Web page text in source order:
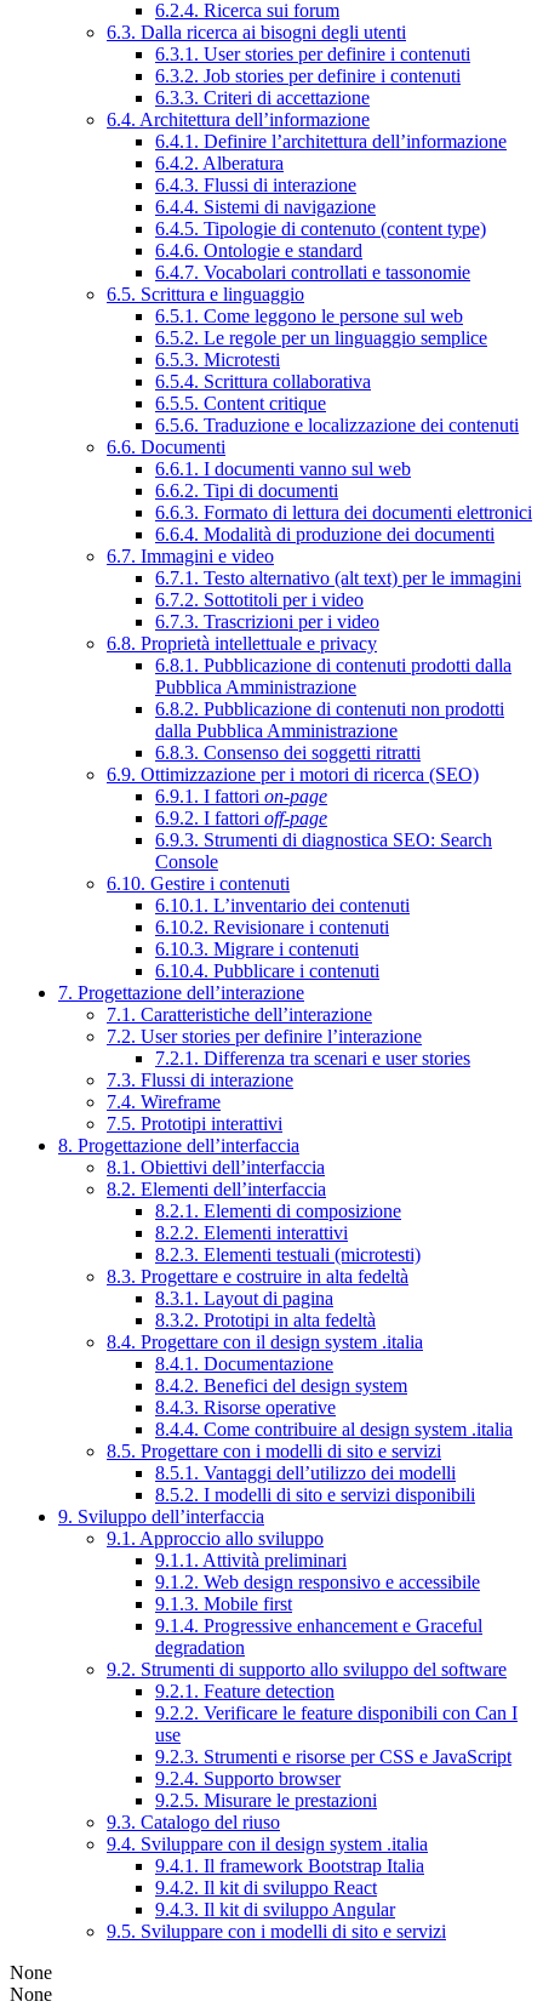
6.2.4. Ricerca sui forum
6.3. Dalla ricerca ai bisogni degli utenti
6.3.1. User stories per definire i contenuti
6.3.2. Job stories per definire i contenuti
6.3.3. Criteri di accettazione
6.4. Architettura dell’informazione
6.4.1. Definire l’architettura dell’informazione
6.4.2. Alberatura
6.4.3. Flussi di interazione
6.4.4. Sistemi di navigazione
6.4.5. Tipologie di contenuto (content type)
6.4.6. Ontologie e standard
6.4.7. Vocabolari controllati e tassonomie
6.5. Scrittura e linguaggio
6.5.1. Come leggono le persone sul web
6.5.2. Le regole per un linguaggio semplice
6.5.3. Microtesti
6.5.4. Scrittura collaborativa
6.5.5. Content critique
6.5.6. Traduzione e localizzazione dei contenuti
6.6. Documenti
6.6.1. I documenti vanno sul web
6.6.2. Tipi di documenti
6.6.3. Formato di lettura dei documenti elettronici
6.6.4. Modalità di produzione dei documenti
6.7. Immagini e video
6.7.1. Testo alternativo (alt text) per le immagini
6.7.2. Sottotitoli per i video
6.7.3. Trascrizioni per i video
6.8. Proprietà intellettuale e privacy
6.8.1. Pubblicazione di contenuti prodotti dalla
Pubblica Amministrazione
6.8.2. Pubblicazione di contenuti non prodotti
dalla Pubblica Amministrazione
6.8.3. Consenso dei soggetti ritratti
6.9. Ottimizzazione per i motori di ricerca (SEO)
6.9.1. I fattori on-page
6.9.2. I fattori off-page
6.9.3. Strumenti di diagnostica SEO: Search
Console
6.10. Gestire i contenuti
6.10.1. L’inventario dei contenuti
6.10.2. Revisionare i contenuti
6.10.3. Migrare i contenuti
6.10.4. Pubblicare i contenuti
7. Progettazione dell’interazione
7.1. Caratteristiche dell’interazione
7.2. User stories per definire l’interazione
7.2.1. Differenza tra scenari e user stories
7.3. Flussi di interazione
7.4. Wireframe
7.5. Prototipi interattivi
8. Progettazione dell’interfaccia
8.1. Obiettivi dell’interfaccia
8.2. Elementi dell’interfaccia
8.2.1. Elementi di composizione
8.2.2. Elementi interattivi
8.2.3. Elementi testuali (microtesti)
8.3. Progettare e costruire in alta fedeltà
8.3.1. Layout di pagina
8.3.2. Prototipi in alta fedeltà
8.4. Progettare con il design system .italia
8.4.1. Documentazione
8.4.2. Benefici del design system
8.4.3. Risorse operative
8.4.4. Come contribuire al design system .italia
8.5. Progettare con i modelli di sito e servizi
8.5.1. Vantaggi dell’utilizzo dei modelli
8.5.2. I modelli di sito e servizi disponibili
9. Sviluppo dell’interfaccia
9.1. Approccio allo sviluppo
9.1.1. Attività preliminari
9.1.2. Web design responsivo e accessibile
9.1.3. Mobile first
9.1.4. Progressive enhancement e Graceful
degradation
9.2. Strumenti di supporto allo sviluppo del software
9.2.1. Feature detection
9.2.2. Verificare le feature disponibili con Can I
use
9.2.3. Strumenti e risorse per CSS e JavaScript
9.2.4. Supporto browser
9.2.5. Misurare le prestazioni
9.3. Catalogo del riuso
9.4. Sviluppare con il design system .italia
9.4.1. Il framework Bootstrap Italia
9.4.2. Il kit di sviluppo React
9.4.3. Il kit di sviluppo Angular
9.5. Sviluppare con i modelli di sito e servizi
None
None